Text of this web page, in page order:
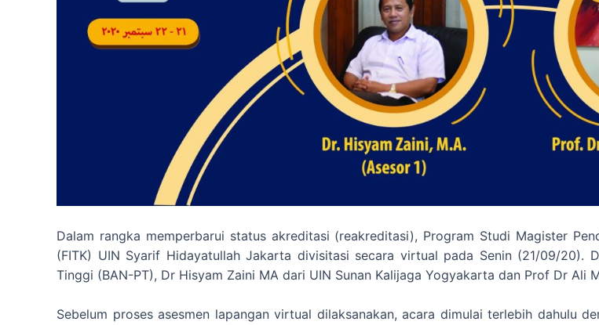
Dalam rangka memperbarui status akreditasi (reakreditasi), Program Studi Magister
(FITK) UIN Syarif Hidayatullah Jakarta divisitasi secara virtual pada Senin (21/09/20).
Tinggi (BAN-PT), Dr Hisyam Zaini MA dari UIN Sunan Kalijaga Yogyakarta dan Prof Dr Ali
Sebelum proses asesmen lapangan virtual dilaksanakan, acara dimulai terlebih dahulu